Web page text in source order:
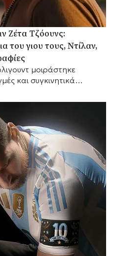
Ζέτα Τζόουνς:
του γιου τους, Ντίλαν,
μοιράστηκε
και συγκινητικά
ευχές.